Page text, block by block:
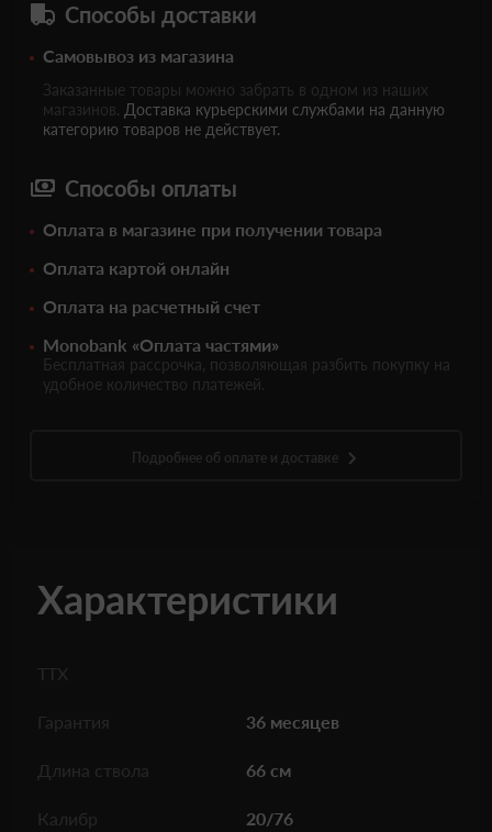
Способы доставки
Самовывоз из магазина
Заказанные товары можно забрать в одном из наших
магазинов. Доставка курьерскими службами на данную
категорию товаров не действует.
Способы оплаты
Оплата в магазине при получении товара
Оплата картой онлайн
Оплата на расчетный счет
Monobank «Оплата частями»
Бесплатная рассрочка, позволяющая разбить покупку на
удобное количество платежей.
Подробнее об оплате и доставке
Характеристики
ТТХ
Гарантия 36 месяцев
Длина ствола 66 см
Калибр 20/76